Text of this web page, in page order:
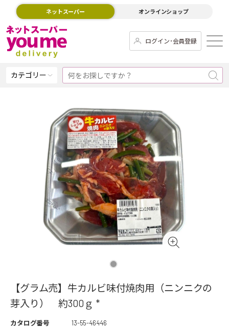
ネットスーパー オンラインショップ
ログイン･会員登録
カテゴリー
【グラム売】牛カルビ味付焼肉用（ニンニクの
芽入り） 約300ｇ *
カタログ番号
13-55-46446